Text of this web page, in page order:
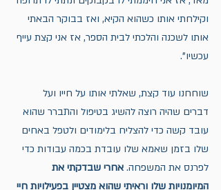
וקילחתי אותו כשהוא הקיא, ואז בבוקר הבאתי
אותו לשכנה והלכתי לבית הספר, אז אני קצת עייף
עכשיו".
שוחחנו עוד קצת, שאלתי אותו על חייו ועל
דברים שהיה רוצה להשיג בטיפול והתברר שהוא
עובד קשה כדי להצליח בלימודים ולטפל באחים
שלו בזמן שאמא שלו עובדת בכמה עבודות כדי
לפרנס את המשפחה. אחרי שבדקתי את
המיומנויות שלו וראיתי שהוא מצטיין בפעילויות חיי